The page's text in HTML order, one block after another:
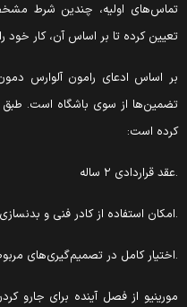
اولیه، چندین شرط مشخص
کرده تا بر اساس آن، کار خود را
اساس ادعای رامون آلوارس
از سوی باشگاه است. طبق
است:
قراردادی ۲ ساله
استفاده از کادر فنی و بدنسازی
کامل در تصمیم‌گیری‌های مربوط
از فصل آینده برای جارو